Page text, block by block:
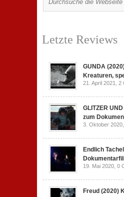
Letzte Reviews
GUNDA
Kreaturen,
21. April 2021, 2
GLITZER
zum
3. Oktober 2020,
Endlich
19. Mai 2020, 0
Freud (2020)